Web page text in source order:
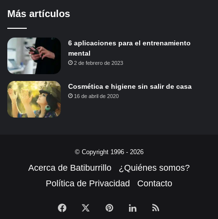
Más artículos
6 aplicaciones para el entrenamiento
mental
2 de febrero de 2023
Cosmética e higiene sin salir de casa
16 de abril de 2020
© Copyright 1996 - 2026
Acerca de Batiburrillo
¿Quiénes somos?
Política de Privacidad
Contacto
Facebook PinterestLinkedInRSS